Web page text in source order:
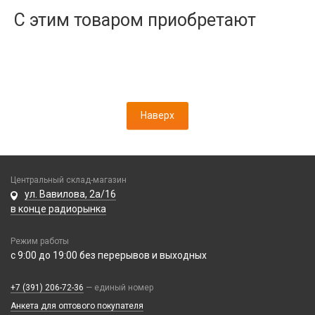
С этим товаром приобретают
Камеры
Проклейки
Шлейфы
АЗУ
АЗУ + FM-модулятор
АЗУ + кабель
Кабели
3 в 1
4 в 1
Компьютерная периферия
Аксессуары для ПК
Наверх
Центральный склад-магазин
ул. Вавилова, 2а/16
в конце радиорынка
Режим работы
с 9:00 до 19:00 без перерывов и выходных
+7 (391) 206-72-36 — единый номер
Анкета для оптового покупателя